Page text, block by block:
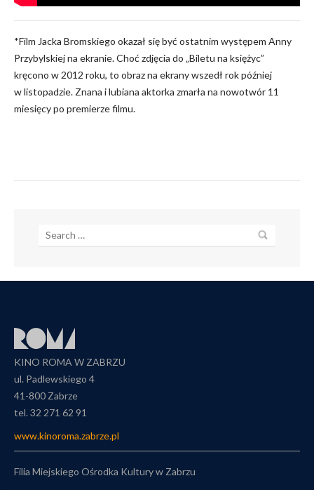
*Film Jacka Bromskiego okazał się być ostatnim występem Anny
Przybylskiej na ekranie. Choć zdjęcia do „Biletu na księżyc”
kręcono w 2012 roku, to obraz na ekrany wszedł rok później
w listopadzie. Znana i lubiana aktorka zmarła na nowotwór 11
miesięcy po premierze filmu.
KINO ROMA W ZABRZU
ul. Padlewskiego 4
41-800 Zabrze
tel. 32 271 62 91
www.kinoroma.zabrze.pl
Filia Miejskiego Ośrodka Kultury w Zabrzu